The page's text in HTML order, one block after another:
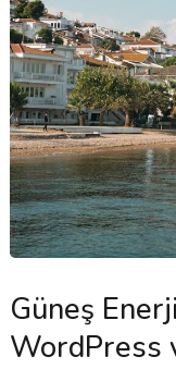
Güneş
WordPress